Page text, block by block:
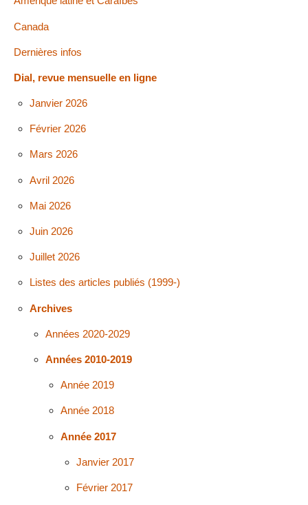
Canada
Dernières infos
Dial, revue mensuelle en ligne
Janvier 2026
Février 2026
Mars 2026
Avril 2026
Mai 2026
Juin 2026
Juillet 2026
Listes des articles publiés (1999-)
Archives
Années 2020-2029
Années 2010-2019
Année 2019
Année 2018
Année 2017
Janvier 2017
Février 2017